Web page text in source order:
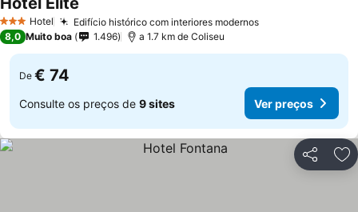
3 EstrelasHotel Edifício histórico com interiores modernos
8,0 Muito boa 1.496 a 1.7 km de Coliseu
De € 74
Consulte os preços de 9 sites Ver preços
Partilhar